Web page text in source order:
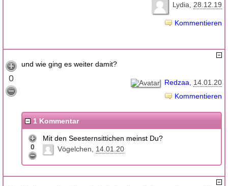
Lydia 28.12.19
Kommentieren
0
und wie ging es weiter damit?
Redzaa
14.01.20
Kommentieren
1 Kommentar
0
Mit den Seesternsittichen meinst Du?
Vögelchen
14.01.20